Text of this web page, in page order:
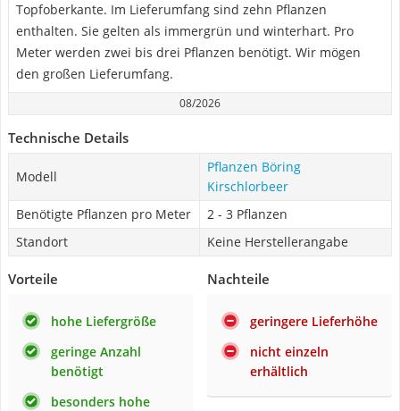
Topfoberkante. Im Lieferumfang sind zehn Pflanzen
enthalten. Sie gelten als immergrün und winterhart. Pro
Meter werden zwei bis drei Pflanzen benötigt. Wir mögen
den großen Lieferumfang.
08/2026
Technische Details
Modell
Pflanzen Böring
Kirschlorbeer
Benötigte Pflanzen pro Meter
2 - 3 Pflanzen
Standort
Keine Herstellerangabe
Vorteile
hohe Liefergröße
geringe Anzahl
benötigt
besonders hohe
Nachteile
geringere Lieferhöhe
nicht einzeln
erhältlich